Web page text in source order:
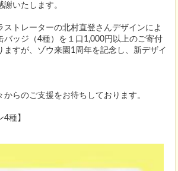
いたします。
ストレーターの北村直登さんデザインによ
バッジ（4種）を１口1,000円以上のご寄付
ますが、ゾウ来園1周年を記念し、新デザイ
らのご支援をお待ちしております。
4種】